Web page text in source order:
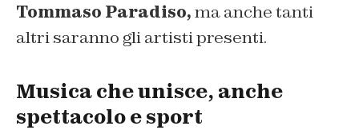
Tommaso Paradiso,ma anche tanti
altri saranno gli artisti presenti.
Musica che unisce, anche
spettacolo e sport